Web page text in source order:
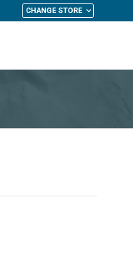
CHANGE STORE